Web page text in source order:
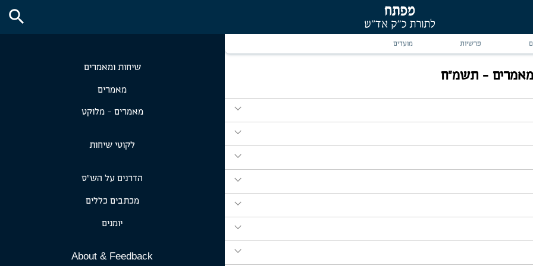
search
שיחות ומאמרים
מאמרים
מאמרים - מלוקט
לקוטי שיחות
הדרנים על הש״ס
מכתבים כללים
יומנים
About & Feedback
פרשיות מועדים
מאמרים - תשמ"ח
expand_more
expand_more
expand_more
expand_more
expand_more
expand_more
expand_more